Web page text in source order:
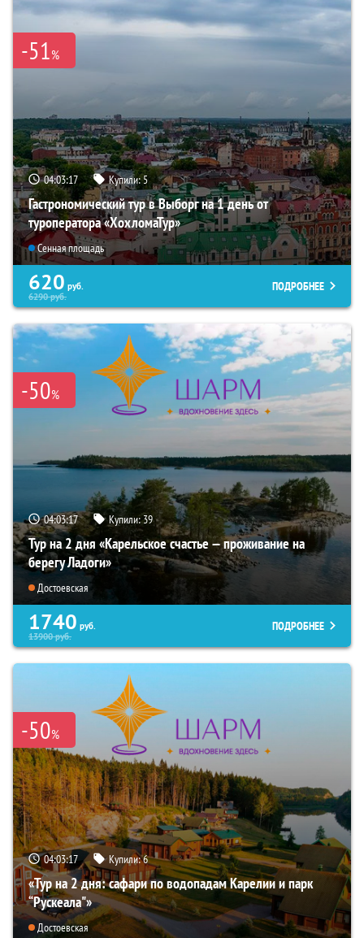
-51%
04:03:16 Купили:5
Гастрономический тур в Выборг на 1 день от
туроператора «ХохломаТур»
Сенная площадь
620 руб.
6290руб.
ПОДРОБНЕЕ
-50%
04:03:16 Купили:39
Тур на 2 дня «Карельское счастье — проживание на
берегу Ладоги»
Достоевская
1740 руб.
13900руб.
ПОДРОБНЕЕ
-50%
04:03:16 Купили:6
«Тур на 2 дня: сафари по водопадам Карелии и парк
“Рускеала"»
Достоевская